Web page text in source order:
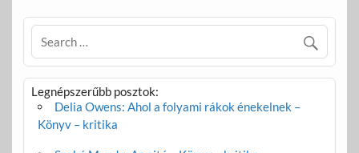
Legnépszerűbb posztok:
Delia Owens: Ahol a folyami rákok énekelnek –
Könyv – kritika